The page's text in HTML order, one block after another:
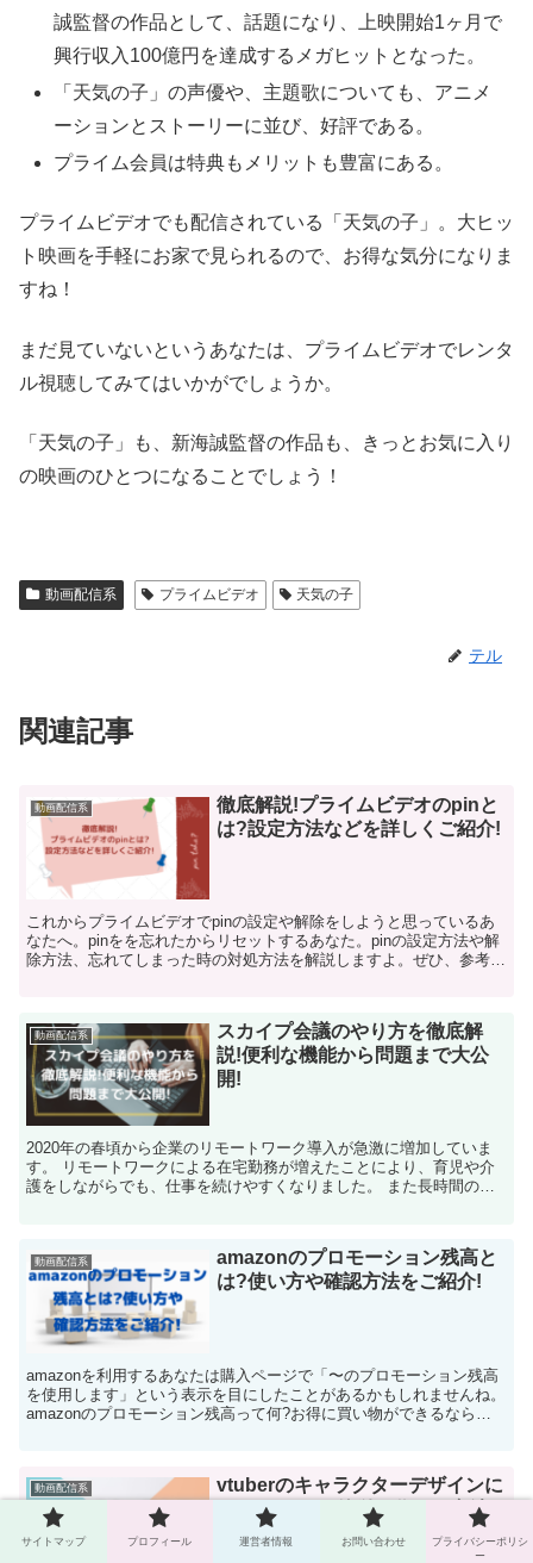
誠監督の作品として、話題になり、上映開始1ヶ月で
興行収入100億円を達成するメガヒットとなった。
「天気の子」の声優や、主題歌についても、アニメ
ーションとストーリーに並び、好評である。
プライム会員は特典もメリットも豊富にある。
プライムビデオでも配信されている「天気の子」。大ヒッ
ト映画を手軽にお家で見られるので、お得な気分になりま
すね！
まだ見ていないというあなたは、プライムビデオでレンタ
ル視聴してみてはいかがでしょうか。
「天気の子」も、新海誠監督の作品も、きっとお気に入り
の映画のひとつになることでしょう！
動画配信系 プライムビデオ 天気の子
テル
関連記事
動画配信系
徹底解説!プライムビデオのpinと
は?設定方法などを詳しくご紹介!
これからプライムビデオでpinの設定や解除をしようと思っているあ
なたへ。pinをを忘れたからリセットするあなた。pinの設定方法や解
除方法、忘れてしまった時の対処方法を解説しますよ。ぜひ、参考に
動画配信系
スカイプ会議のやり方を徹底解
説!便利な機能から問題まで大公
開!
2020年の春頃から企業のリモートワーク導入が急激に増加していま
す。 リモートワークによる在宅勤務が増えたことにより、育児や介
護をしながらでも、仕事を続けやすくなりました。 また長時間の通
動画配信系
amazonのプロモーション残高と
は?使い方や確認方法をご紹介!
amazonを利用するあなたは購入ページで「〜のプロモーション残高
を使用します」という表示を目にしたことがあるかもしれませんね。
amazonのプロモーション残高って何?お得に買い物ができるなら使
動画配信系
vtuberのキャラクターデザインに
はコツがある!簡単に作れる方法
も♪
サイトマップ プロフィール 運営者情報 お問い合わせ
プライバシーポリシ
ー